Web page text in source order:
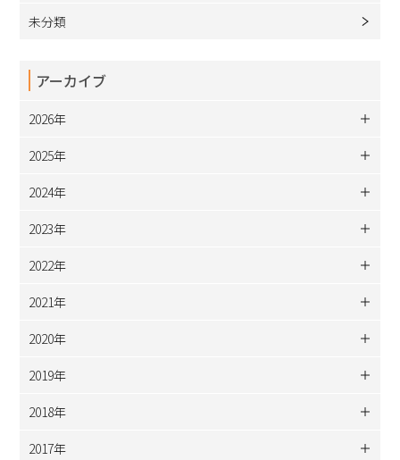
未分類
アーカイブ
2026年
2025年
2024年
2023年
2022年
2021年
2020年
2019年
2018年
2017年